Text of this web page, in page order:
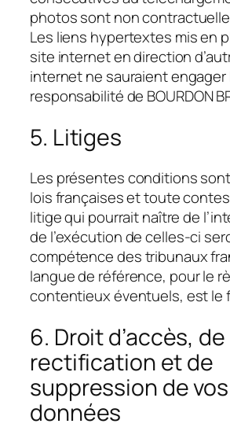
photos sont non
Les liens hypertextes mis en
site internet en direction
internet ne sauraient engager
responsabilité de BOURDON
5. Litiges
Les présentes conditions
lois françaises et toute
litige qui pourrait naître de
de l’exécution de celles-ci
compétence des tribunaux
langue de référence, pour le
contentieux éventuels, est le
6. Droit d’accès, de
rectification et de
suppression de vos
données